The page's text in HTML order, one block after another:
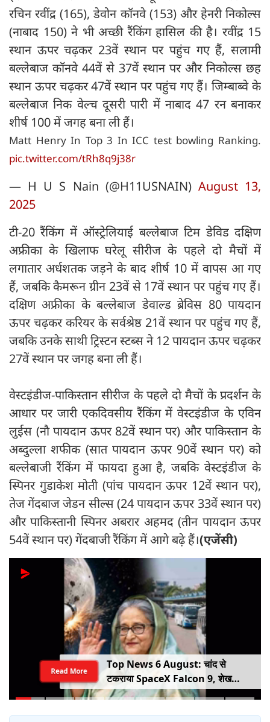
रचिन रवींद्र (165), डेवोन कॉनवे (153) और हेनरी निकोल्स
(नाबाद 150) ने भी अच्छी रैंकिंग हासिल की है। रवींद्र 15
स्थान ऊपर चढ़कर 23वें स्थान पर पहुंच गए हैं, सलामी
बल्लेबाज कॉनवे 44वें से 37वें स्थान पर और निकोल्स छह
स्थान ऊपर चढ़कर 47वें स्थान पर पहुंच गए हैं। जिम्बाब्वे के
बल्लेबाज निक वेल्च दूसरी पारी में नाबाद 47 रन बनाकर
शीर्ष 100 में जगह बना ली हैं।
Matt Henry In Top 3 In ICC test bowling Ranking.
pic.twitter.com/tRh8q9j38r
— H U S Nain (@H11USNAIN) August 13,
2025
टी-20 रैंकिंग में ऑस्ट्रेलियाई बल्लेबाज टिम डेविड दक्षिण
अफ्रीका के खिलाफ घरेलू सीरीज के पहले दो मैचों में
लगातार अर्धशतक जड़ने के बाद शीर्ष 10 में वापस आ गए
हैं, जबकि कैमरून ग्रीन 23वें से 17वें स्थान पर पहुंच गए हैं।
दक्षिण अफ्रीका के बल्लेबाज डेवाल्ड ब्रेविस 80 पायदान
ऊपर चढ़कर करियर के सर्वश्रेष्ठ 21वें स्थान पर पहुंच गए हैं,
जबकि उनके साथी ट्रिस्टन स्टब्स ने 12 पायदान ऊपर चढ़कर
27वें स्थान पर जगह बना ली हैं।
वेस्टइंडीज-पाकिस्तान सीरीज के पहले दो मैचों के प्रदर्शन के
आधार पर जारी एकदिवसीय रैंकिंग में वेस्टइंडीज के एविन
लुईस (नौ पायदान ऊपर 82वें स्थान पर) और पाकिस्तान के
अब्दुल्ला शफीक (सात पायदान ऊपर 90वें स्थान पर) को
बल्लेबाजी रैंकिंग में फायदा हुआ है, जबकि वेस्टइंडीज के
स्पिनर गुडाकेश मोती (पांच पायदान ऊपर 12वें स्थान पर),
तेज गेंदबाज जेडन सील्स (24 पायदान ऊपर 33वें स्थान पर)
और पाकिस्तानी स्पिनर अबरार अहमद (तीन पायदान ऊपर
54वें स्थान पर) गेंदबाजी रैंकिंग में आगे बढ़े हैं।(एजेंसी)
Top News 6 August: चांद से
टकराया SpaceX Falcon 9, शेख
हसीना की घर वापसी का ऐलान, MP में बस
Read More